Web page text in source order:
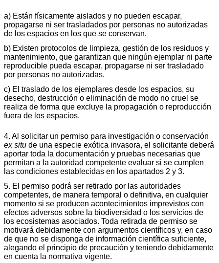
a) Están físicamente aislados y no pueden escapar,
propagarse ni ser trasladados por personas no autorizadas
de los espacios en los que se conservan.
b) Existen protocolos de limpieza, gestión de los residuos y
mantenimiento, que garantizan que ningún ejemplar ni parte
reproducible pueda escapar, propagarse ni ser trasladado
por personas no autorizadas.
c) El traslado de los ejemplares desde los espacios, su
desecho, destrucción o eliminación de modo no cruel se
realiza de forma que excluye la propagación o reproducción
fuera de los espacios.
4. Al solicitar un permiso para investigación o conservación
ex situ de una especie exótica invasora, el solicitante deberá
aportar toda la documentación y pruebas necesarias que
permitan a la autoridad competente evaluar si se cumplen
las condiciones establecidas en los apartados 2 y 3.
5. El permiso podrá ser retirado por las autoridades
competentes, de manera temporal o definitiva, en cualquier
momento si se producen acontecimientos imprevistos con
efectos adversos sobre la biodiversidad o los servicios de
los ecosistemas asociados. Toda retirada de permiso se
motivará debidamente con argumentos científicos y, en caso
de que no se disponga de información científica suficiente,
alegando el principio de precaución y teniendo debidamente
en cuenta la normativa vigente.